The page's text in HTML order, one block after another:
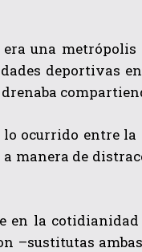
una
deportivas
ocurrido entre la
manera de
en la
–sustitutas